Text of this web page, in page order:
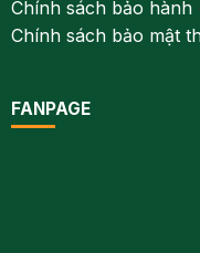
Chính sách bảo hành
Chính sách bảo mật
FANPAGE